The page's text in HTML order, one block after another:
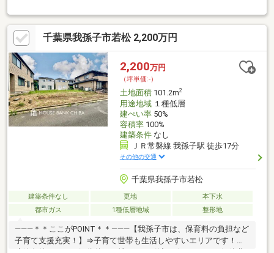
あります■建築条件なし お好きなハウスメーカーにて建築可能■
家屋解体・更地渡し ご購入後すぐに建築できます
千葉県我孫子市若松 2,200万円
2,200万円
（坪単価:-）
土地面積101.2m2
用途地域１種低層
建ぺい率50%
容積率100%
建築条件なし
ＪＲ常磐線 我孫子駅 徒歩17分
その他の交通
千葉県我孫子市若松
建築条件なし 更地
本下水
都市ガス
1種低層地域 整形地
―――＊＊ここがPOINT＊＊―――【我孫子市は、保育料の負担など
子育て支援充実！】⇒子育て世帯も生活しやすいエリアです！・